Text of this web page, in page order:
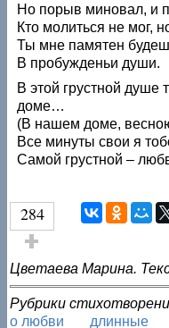
Но порыв миновал, и
Кто молиться не мог,
Ты мне памятен
В пробужденьи души.
В этой грустной душе
доме…
(В нашем доме,
Все минуты свои я
Самой грустной –
284
Голос за!
Цветаева Марина.
Рубрики
о любви
длинные